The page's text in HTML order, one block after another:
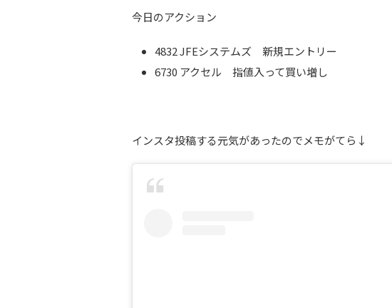
今日のアクション
4832 JFEシステムズ 新規エントリー
6730 アクセル 指値入って買い増し
インスタ投稿する元気があったのでメモがてら↓